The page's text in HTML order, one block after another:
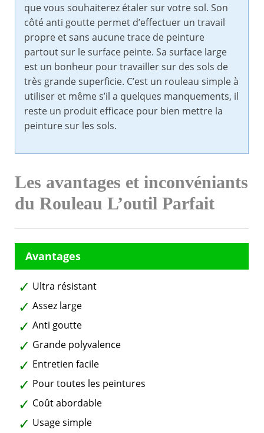
que vous souhaiterez étaler sur votre sol. Son
côté anti goutte permet d’effectuer un travail
propre et sans aucune trace de peinture
partout sur le surface peinte. Sa surface large
est un bonheur pour travailler sur des sols de
très grande superficie. C’est un rouleau simple à
utiliser et même s’il a quelques manquements, il
reste un produit efficace pour bien mettre la
peinture sur les sols.
Les avantages et inconvéniants
du Rouleau L’outil Parfait
Ultra résistant
Assez large
Anti goutte
Grande polyvalence
Entretien facile
Pour toutes les peintures
Coût abordable
Usage simple